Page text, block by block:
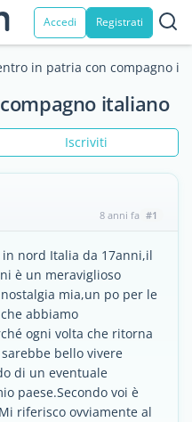
Accedi Registrati
in patria con compagno
italiano
Iscriviti
8 anni fa #1
nord Italia da 17anni,il
è un meraviglioso
mia,un po per le
abbiamo
ogni volta che ritorna
bello vivere
di un eventuale
paese.Secondo voi è
riferisco ovviamente al